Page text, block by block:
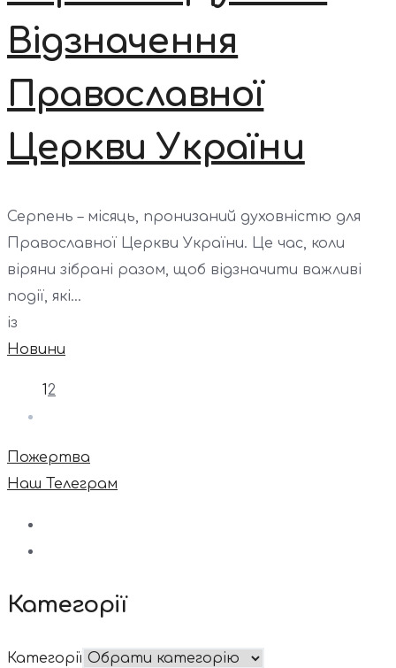
Відзначення
Православної
Церкви України
Серпень – місяць, пронизаний духовністю для
Православної Церкви України. Це час, коли
віряни зібрані разом, щоб відзначити важливі
події, які...
із
Новини
12
Пожертва
Наш Телеграм
Категорії
Категорії